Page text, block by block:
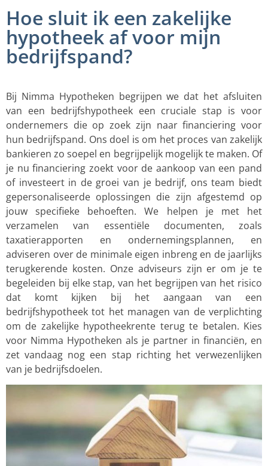
Hoe sluit ik een zakelijke
hypotheek af voor mijn
bedrijfspand?
Bij Nimma Hypotheken begrijpen we dat het afsluiten
van een bedrijfshypotheek een cruciale stap is voor
ondernemers die op zoek zijn naar financiering voor
hun bedrijfspand. Ons doel is om het proces van zakelijk
bankieren zo soepel en begrijpelijk mogelijk te maken. Of
je nu financiering zoekt voor de aankoop van een pand
of investeert in de groei van je bedrijf, ons team biedt
gepersonaliseerde oplossingen die zijn afgestemd op
jouw specifieke behoeften. We helpen je met het
verzamelen van essentiële documenten, zoals
taxatierapporten en ondernemingsplannen, en
adviseren over de minimale eigen inbreng en de jaarlijks
terugkerende kosten. Onze adviseurs zijn er om je te
begeleiden bij elke stap, van het begrijpen van het risico
dat komt kijken bij het aangaan van een
bedrijfshypotheek tot het managen van de verplichting
om de zakelijke hypotheekrente terug te betalen. Kies
voor Nimma Hypotheken als je partner in financiën, en
zet vandaag nog een stap richting het verwezenlijken
van je bedrijfsdoelen.